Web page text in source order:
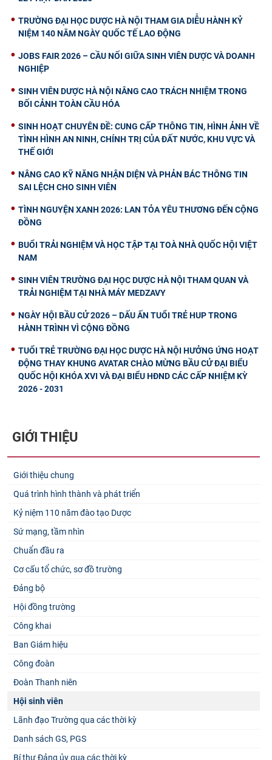
TRƯỜNG ĐẠI HỌC DƯỢC HÀ NỘI THAM GIA DIỄU HÀNH KỶ
NIỆM 140 NĂM NGÀY QUỐC TẾ LAO ĐỘNG
JOBS FAIR 2026 – CẦU NỐI GIỮA SINH VIÊN DƯỢC VÀ DOANH
NGHIỆP
SINH VIÊN DƯỢC HÀ NỘI NÂNG CAO TRÁCH NHIỆM TRONG
BỐI CẢNH TOÀN CẦU HÓA
SINH HOẠT CHUYÊN ĐỀ: CUNG CẤP THÔNG TIN, HÌNH ẢNH VỀ
TÌNH HÌNH AN NINH, CHÍNH TRỊ CỦA ĐẤT NƯỚC, KHU VỰC VÀ
THẾ GIỚI
NÂNG CAO KỸ NĂNG NHẬN DIỆN VÀ PHẢN BÁC THÔNG TIN
SAI LỆCH CHO SINH VIÊN
TÌNH NGUYỆN XANH 2026: LAN TỎA YÊU THƯƠNG ĐẾN CỘNG
ĐỒNG
BUỔI TRẢI NGHIỆM VÀ HỌC TẬP TẠI TOÀ NHÀ QUỐC HỘI VIỆT
NAM
SINH VIÊN TRƯỜNG ĐẠI HỌC DƯỢC HÀ NỘI THAM QUAN VÀ
TRẢI NGHIỆM TẠI NHÀ MÁY MEDZAVY
NGÀY HỘI BẦU CỬ 2026 – DẤU ẤN TUỔI TRẺ HUP TRONG
HÀNH TRÌNH VÌ CỘNG ĐỒNG
TUỔI TRẺ TRƯỜNG ĐẠI HỌC DƯỢC HÀ NỘI HƯỞNG ỨNG HOẠT
ĐỘNG THAY KHUNG AVATAR CHÀO MỪNG BẦU CỬ ĐẠI BIỂU
QUỐC HỘI KHÓA XVI VÀ ĐẠI BIỂU HĐND CÁC CẤP NHIỆM KỲ
2026 - 2031
GIỚI THIỆU
Giới thiệu chung
Quá trình hình thành và phát triển
Kỷ niệm 110 năm đào tạo Dược
Sứ mạng, tầm nhìn
Chuẩn đầu ra
Cơ cấu tổ chức, sơ đồ trường
Đảng bộ
Hội đồng trường
Công khai
Ban Giám hiệu
Công đoàn
Đoàn Thanh niên
Hội sinh viên
Lãnh đạo Trường qua các thời kỳ
Danh sách GS, PGS
Bí thư Đảng ủy qua các thời kỳ